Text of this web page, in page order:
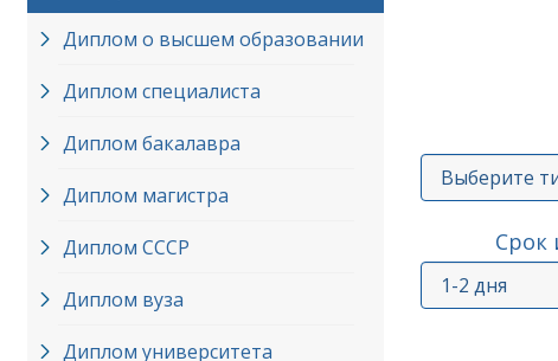
Диплом о высшем образовании
Диплом специалиста
Диплом бакалавра
Диплом магистра
Диплом СССР
Диплом вуза
Диплом университета
Срок